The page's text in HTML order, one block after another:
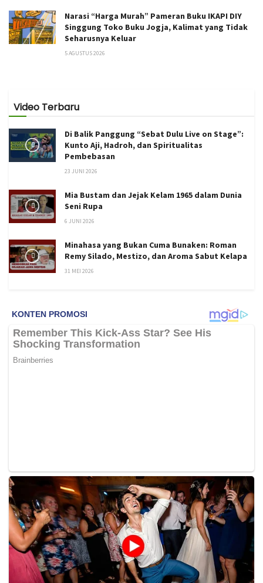
Narasi “Harga Murah” Pameran Buku IKAPI DIY
Singgung Toko Buku Jogja, Kalimat yang Tidak
Seharusnya Keluar
5 AGUSTUS 2026
Video Terbaru
Di Balik Panggung “Sebat Dulu Live on Stage”:
Kunto Aji, Hadroh, dan Spiritualitas
Pembebasan
23 JUNI 2026
Mia Bustam dan Jejak Kelam 1965 dalam Dunia
Seni Rupa
6 JUNI 2026
Minahasa yang Bukan Cuma Bunaken: Roman
Remy Silado, Mestizo, dan Aroma Sabut Kelapa
31 MEI 2026